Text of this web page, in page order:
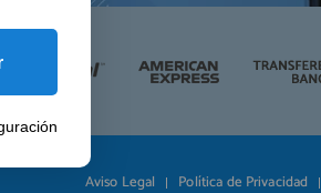
Aviso Legal Política de Privacidad